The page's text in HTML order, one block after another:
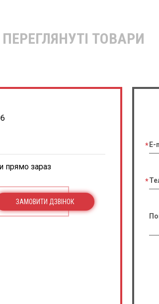
ПЕРЕГЛЯНУТІ ТОВАРИ
E-
прямо зараз
ЗАМОВИТИ ДЗВІНОК